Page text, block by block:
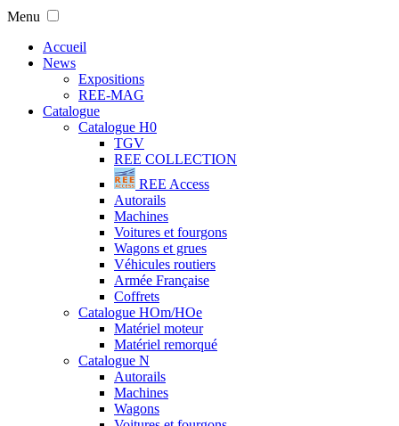
Menu
Accueil
News
Expositions
REE-MAG
Catalogue
Catalogue H0
TGV
REE COLLECTION
REE Access
Autorails
Machines
Voitures et fourgons
Wagons et grues
Véhicules routiers
Armée Française
Coffrets
Catalogue HOm/HOe
Matériel moteur
Matériel remorqué
Catalogue N
Autorails
Machines
Wagons